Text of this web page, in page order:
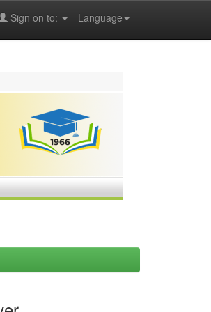
Language
Sign on to: